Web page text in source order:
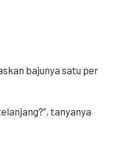
bajunya satu per
tanyanya